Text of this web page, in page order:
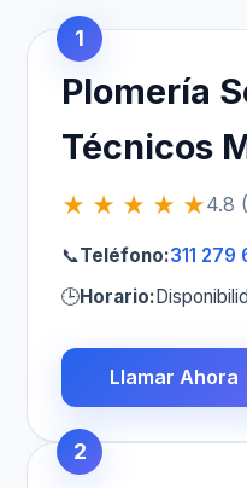
1
Plomería
Técnicos
★ ★ ★ ★ ★4.8
📞Teléfono:311 279
🕒Horario:
Llamar Ahora
2